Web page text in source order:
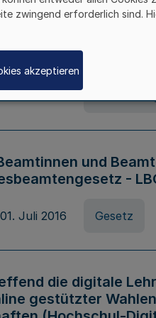
die
und
-
Juli 2016 Gesetz
die digitale
gestützter
zwingend erforderlich sind.
akzeptieren